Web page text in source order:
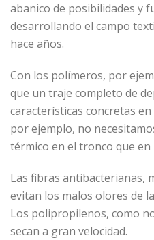
abanico de posibilidades y
desarrollando el campo
hace años.
Con los polímeros, por
que un traje completo de
características concretas
por ejemplo, no
térmico en el tronco que en
Las fibras antibacterianas,
evitan los malos olores de
Los polipropilenos, como
secan a gran velocidad.